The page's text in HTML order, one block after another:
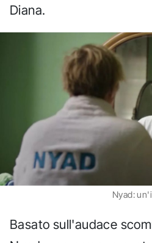
Diana.
Nyad:
Basato sull'audace